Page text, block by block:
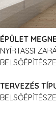
ÉPÜLET
NYÍRTASSI
TERVEZÉS